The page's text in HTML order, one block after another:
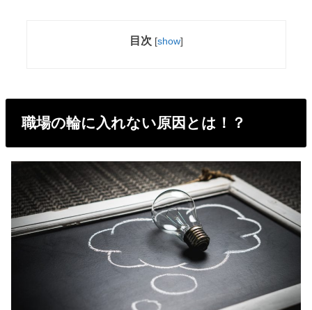
目次 [show]
職場の輪に入れない原因とは！？